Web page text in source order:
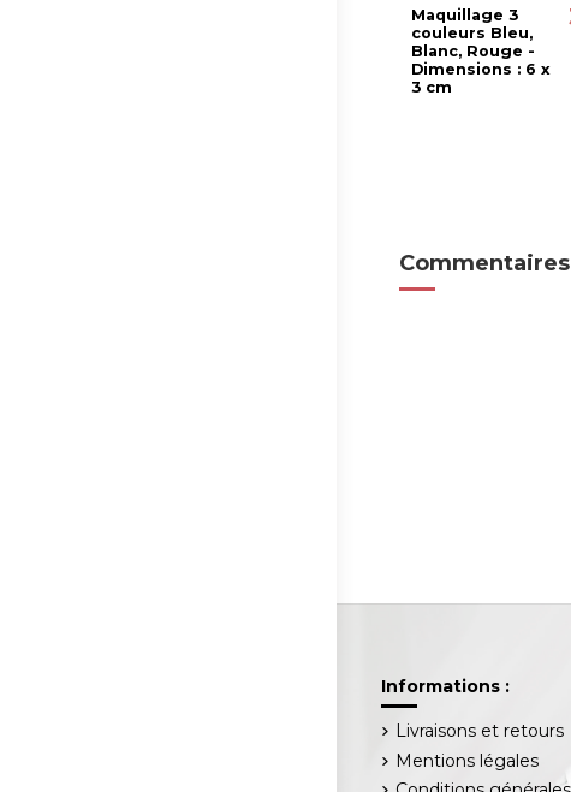
Maquillage 3
couleurs Bleu,
Blanc, Rouge -
Dimensions : 6 x
3 cm
Informations :
Livraisons et retours
Mentions légales